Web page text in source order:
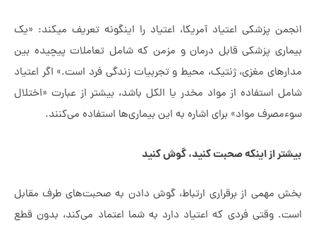
انجمن پزشکی اعتیاد آمریکا، اعتیاد را اینگونه تعریف می‎کند: «یک
پزشکی قابل درمان و مزمن که شامل تعاملات پیچیده بین
مغزی، ژنتیک، محیط و تجربیات زندگی فرد است.» اگر اعتیاد
استفاده از مواد مخدر یا الکل باشد، بیشتر از عبارت «اختلال
مواد» برای اشاره به این بیماری‌ها استفاده می‌کنند.
از اینکه صحبت کنید، گوش کنید
مهمی از برقراری ارتباط، گوش دادن به صحبت‌های طرف مقابل
وقتی فردی که اعتیاد دارد به شما اعتماد می‌کند، بدون قطع